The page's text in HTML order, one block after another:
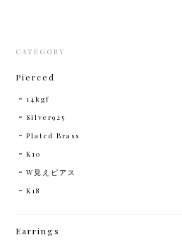
CATEGORY
Pierced
14kgf
Silver925
Plated Brass
K10
W見えピアス
K18
Earrings